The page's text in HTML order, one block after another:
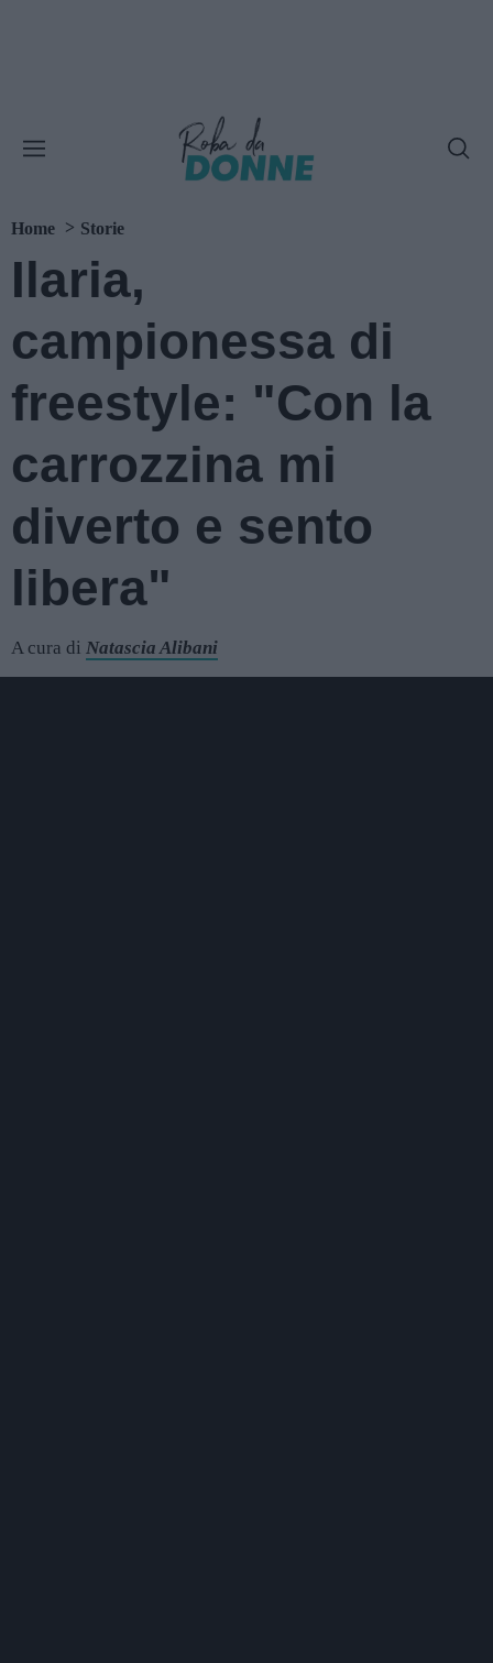
Home Storie
Ilaria,
campionessa di
freestyle: "Con la
carrozzina mi
diverto e sento
libera"
A cura di Natascia Alibani